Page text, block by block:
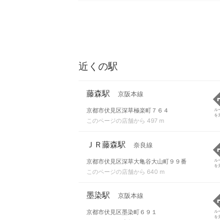
近くの駅
藤森駅 京阪本線
京都市伏見区深草極楽町７６４
このページの店舗から 497 m
ル
を
ＪＲ藤森駅 奈良線
京都市伏見区深草大亀谷大山町９９番
このページの店舗から 640 m
ル
を
墨染駅 京阪本線
京都市伏見区墨染町６９１
ル
を